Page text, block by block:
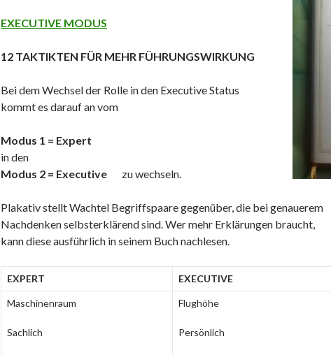
EXECUTIVE MODUS
12 TAKTIKTEN FÜR MEHR FÜHRUNGSWIRKUNG
Bei dem Wechsel der Rolle in den Executive Status
kommt es darauf an vom
Modus 1 = Expert
in den
Modus 2 = Executive zu wechseln.
Plakativ stellt Wachtel Begriffspaare gegenüber, die bei genauerem
Nachdenken selbsterklärend sind. Wer mehr Erklärungen braucht,
kann diese ausführlich in seinem Buch nachlesen.
EXPERT EXECUTIVE
Maschinenraum
Sachlich
Flughöhe
Persönlich